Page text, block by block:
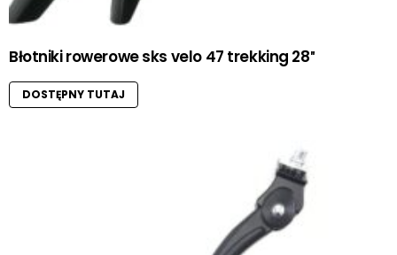
Błotniki rowerowe sks velo 47 trekking 28″
DOSTĘPNY TUTAJ